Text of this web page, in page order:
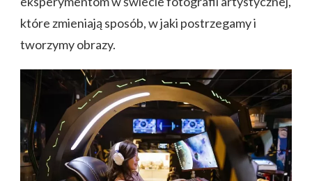
które zmieniają sposób, w jaki postrzegamy i
tworzymy obrazy.